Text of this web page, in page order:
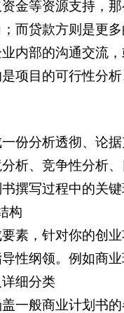
金等资源支持，
而贷款方则是更
内部的沟通交流
项目的可行性分
份分析透彻、论
析、竞争性分析
撰写过程中的关
构
素，针对你的创
性纲领。例如商
细分类
一般商业计划书